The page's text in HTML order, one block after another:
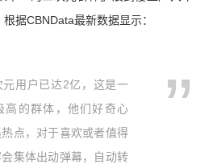
据CBNData最新数据显示：
元用户已达2亿，这是一
高的群体，他们好奇心
点，对于喜欢或者值得
集体出动弹幕，自动转